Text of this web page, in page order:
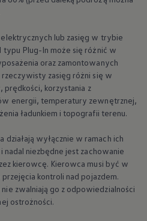
lub zasięg w trybie
Plug-In może się różnić w
oraz zamontowanych
zasięg różni się w
prędkości, korzystania z
energii, temperatury zewnętrznej,
ładunkiem i topografii terenu.
działają wyłącznie w ramach ich
nadal niezbędne jest zachowanie
kierowcę. Kierowca musi być w
kontroli nad pojazdem.
zwalniają go z odpowiedzialności
ostrożności.